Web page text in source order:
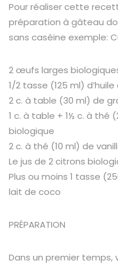
Pour réaliser cette
préparation à gâteau
sans caséine exemple:
2 œufs larges
1/2 tasse (125 ml)
2 c. à table (30 ml) de
1 c. à table + 1½ c. à thé
biologique
2 c. à thé (10 ml) de
Le jus de 2 citrons
Plus ou moins 1 tasse
lait de coco
PRÉPARATION
Dans un premier temps,